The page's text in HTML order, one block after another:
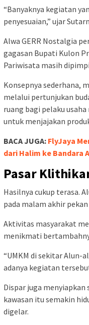
“Banyaknya kegiatan
penyesuaian,” ujar
Alwa GERR Nostalgia
gagasan Bupati Kulon
Pariwisata masih
Konsepnya sederhana,
melalui pertunjukan
ruang bagi pelaku
untuk menjajakan
BACA JUGA: FlyJaya
dari Halim ke Bandara
Pasar
Hasilnya cukup terasa.
pada malam akhir
Aktivitas masyarakat
menikmati
“UMKM di sekitar Alun-
adanya kegiatan
Dispar juga menyiapkan
kawasan itu semakin
digelar.